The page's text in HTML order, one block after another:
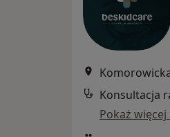
Konsultacja
Pokaż więcej